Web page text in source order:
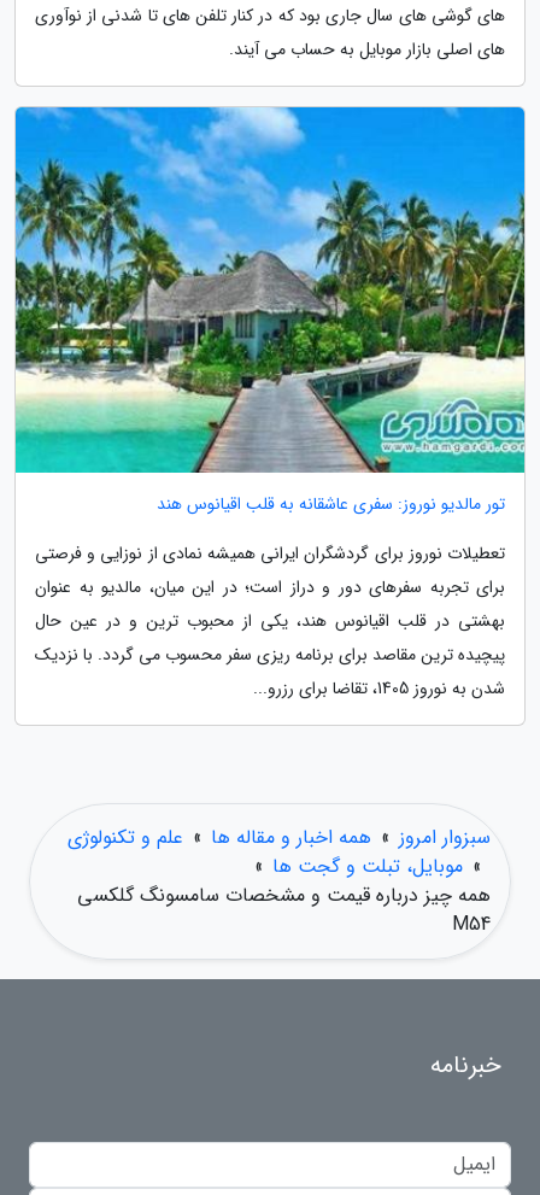
های گوشی های سال جاری بود که در کنار تلفن های تا شدنی از نوآوری
های اصلی بازار موبایل به حساب می آیند.
تور مالدیو نوروز: سفری عاشقانه به قلب اقیانوس هند
تعطیلات نوروز برای گردشگران ایرانی همیشه نمادی از نوزایی و فرصتی
برای تجربه سفرهای دور و دراز است؛ در این میان، مالدیو به عنوان
بهشتی در قلب اقیانوس هند، یکی از محبوب ترین و در عین حال
پیچیده ترین مقاصد برای برنامه ریزی سفر محسوب می گردد. با نزدیک
شدن به نوروز 1405، تقاضا برای رزرو...
سبزوار امروز » همه اخبار و مقاله ها » علم و تکنولوژی
» موبایل، تبلت و گجت ها »
همه چیز درباره قیمت و مشخصات سامسونگ گلکسی
M54
خبرنامه